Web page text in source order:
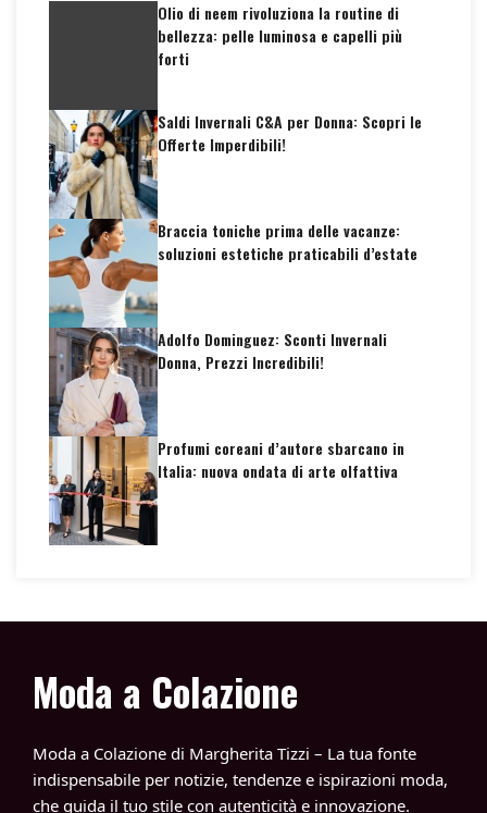
Olio di neem rivoluziona la routine di
bellezza: pelle luminosa e capelli più
forti
Saldi Invernali C&A per Donna: Scopri le
Offerte Imperdibili!
Braccia toniche prima delle vacanze:
soluzioni estetiche praticabili d’estate
Adolfo Dominguez: Sconti Invernali
Donna, Prezzi Incredibili!
Profumi coreani d’autore sbarcano in
Italia: nuova ondata di arte olfattiva
Moda a Colazione
Moda a Colazione di Margherita Tizzi – La tua fonte
indispensabile per notizie, tendenze e ispirazioni moda,
che guida il tuo stile con autenticità e innovazione.